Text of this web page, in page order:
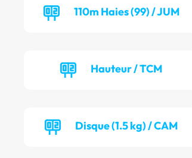
110m Haies (99) / JUM
Hauteur / TCM
Disque (1.5 kg) / CAM